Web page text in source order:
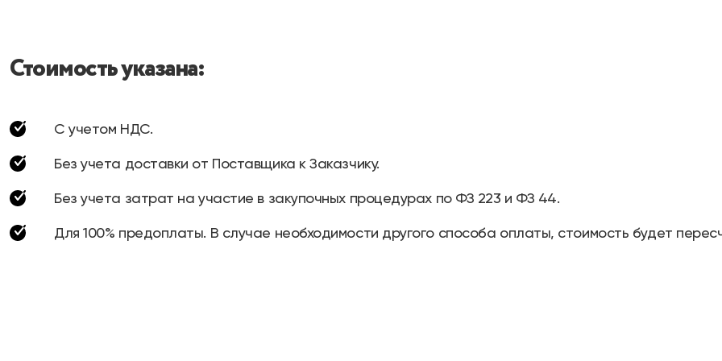
Стоимость указана:
С учетом НДС.
Без учета доставки от Поставщика к Заказчику.
Без учета затрат на участие в закупочных процедурах по ФЗ 223 и ФЗ 44.
Для 100% предоплаты. В случае необходимости другого способа оплаты, стоимость будет